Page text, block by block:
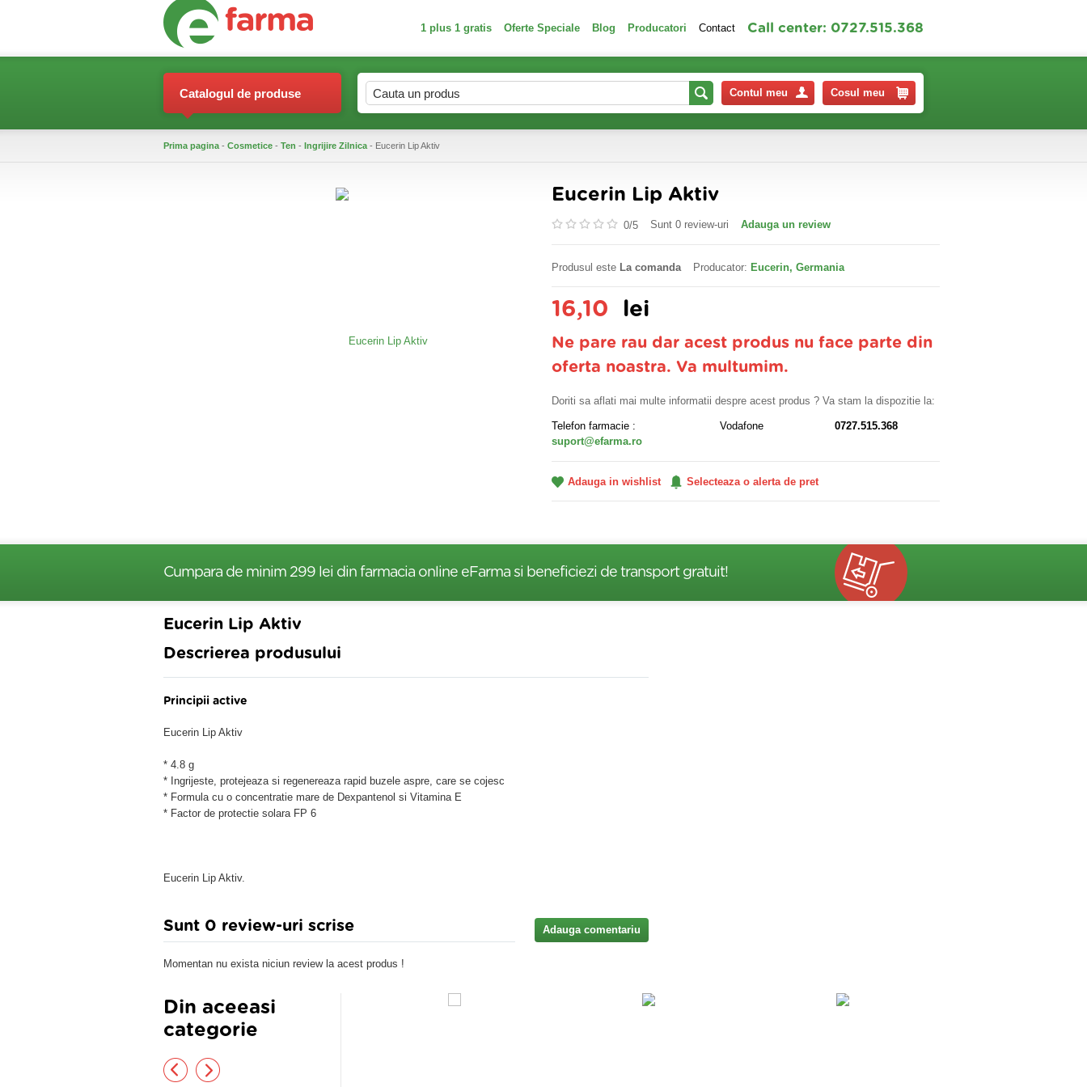
1 plus 1 gratis Oferte Speciale Blog Producatori Contact Call center: 0727.515.368
Catalogul de produse Contul meu Cosul meu
Prima pagina - Cosmetice - Ten - Ingrijire Zilnica - Eucerin Lip Aktiv
Eucerin Lip Aktiv
0/5 Sunt 0 review-uri Adauga un review
Produsul este La comanda Producator: Eucerin, Germania
16,10 lei
Ne pare rau dar acest produs nu face parte din
oferta noastra. Va multumim.
Doriti sa aflati mai multe informatii despre acest produs ? Va stam la dispozitie la:
Telefon farmacie : Vodafone
0727.515.368
suport@efarma.ro
Adauga in wishlist Selecteaza o alerta de pret
Cumpara de minim 299 lei din farmacia online eFarma si beneficiezi de transport gratuit!
Eucerin Lip Aktiv
Descrierea produsului
Principii active
Eucerin Lip Aktiv
* 4.8 g
* Ingrijeste, protejeaza si regenereaza rapid buzele aspre, care se cojesc
* Formula cu o concentratie mare de Dexpantenol si Vitamina E
* Factor de protectie solara FP 6
Eucerin Lip Aktiv.
Sunt 0 review-uri scrise Adauga comentariu
Momentan nu exista niciun review la acest produs !
Din aceeasi
categorie